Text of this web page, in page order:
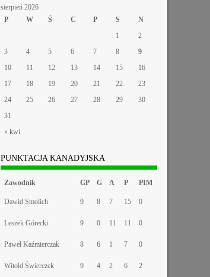
sierpień 2026
P
W Ś C P S N
« kwi
1
2
3
4 5 6 7 8
9
10
11 12 13 14 15
16
17
18 19 20 21 22
23
24
25 26 27 28 29
30
31
PUNKTACJA KANADYJSKA
Zawodnik GP G A P PIM
Dawid Smolich 9 8 7 15 0
Leszek Górecki 9 0 11 11 0
Paweł Kaźmierczak 8 6 1 7 0
Witold Świerczek 9 4 2 6 2